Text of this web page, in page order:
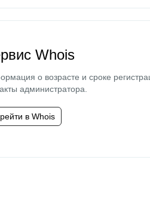
Whois
о возрасте и сроке
администратора.
в Whois